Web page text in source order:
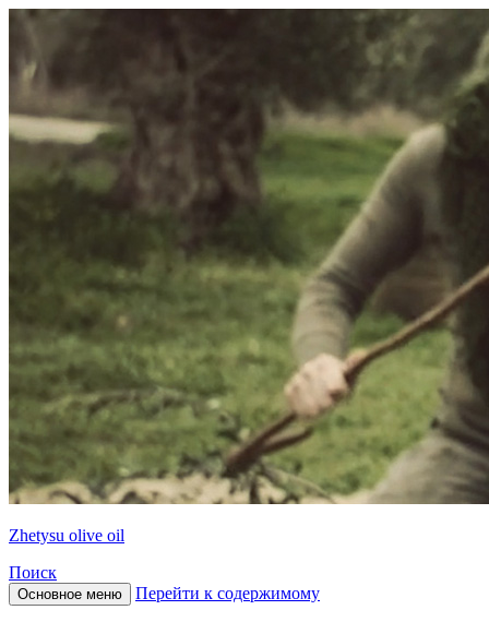
Zhetysu olive oil
Поиск
Основное меню Перейти к содержимому